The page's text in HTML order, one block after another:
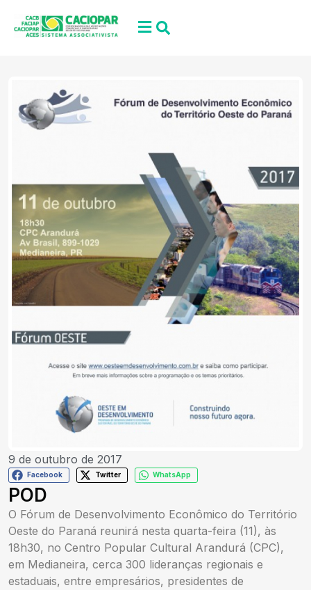
9 de outubro de 2017
Facebook Twitter WhatsApp
POD
O Fórum de Desenvolvimento Econômico do Território
Oeste do Paraná reunirá nesta quarta-feira (11), às
18h30, no Centro Popular Cultural Arandurá (CPC),
em Medianeira, cerca 300 lideranças regionais e
estaduais, entre empresários, presidentes de